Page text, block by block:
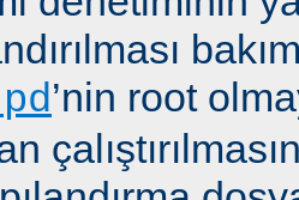
’nin root